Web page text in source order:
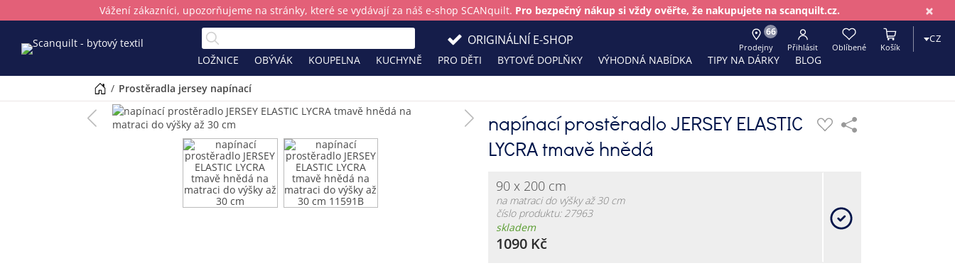
×
Vážení zákazníci, upozorňujeme na stránky, které se vydávají za náš e-shop SCANquilt. Pro bezpečný nákup si vždy ověřte, že nakupujete na scanquilt.cz.
LOŽNICE OBÝVÁK KOUPELNA KUCHYNĚ PRO DĚTI BYTOVÉ DOPLŇKY VÝHODNÁ NABÍDKA TIPY NA DÁRKY BLOG
66
Prodejny Přihlásit Oblíbené Košík
CZ
ORIGINÁLNÍ E-SHOP
/ prostěradla jersey napínací
napínací prostěradlo JERSEY ELASTIC
LYCRA tmavě hnědá
90 x 200 cm
na matraci do výšky až 30 cm
číslo produktu: 27963
skladem
1090 Kč